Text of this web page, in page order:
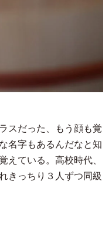
スだった、もう顔も覚
名字もあるんだなと知
えている。高校時代、
きっちり３人ずつ同級